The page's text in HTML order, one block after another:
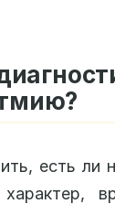
есть ли